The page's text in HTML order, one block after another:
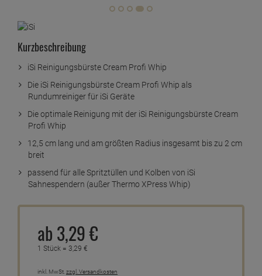
Kurzbeschreibung
iSi Reinigungsbürste Cream Profi Whip
Die iSi Reinigungsbürste Cream Profi Whip als
Rundumreiniger für iSi Geräte
Die optimale Reinigung mit der iSi Reinigungsbürste Cream
Profi Whip
12,5 cm lang und am größten Radius insgesamt bis zu 2 cm
breit
passend für alle Spritztüllen und Kolben von iSi
Sahnespendern (außer Thermo XPress Whip)
ab 3,29€
1 Stück = 3,29 €
inkl. MwSt.zzgl. Versandkosten